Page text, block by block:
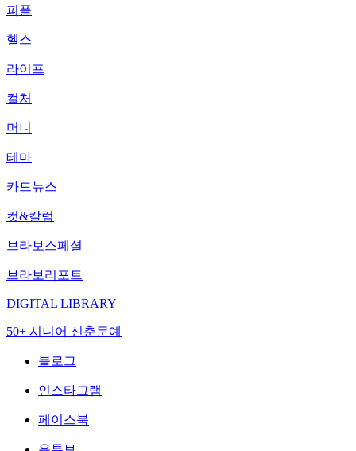
피플
헬스
라이프
컬처
머니
테마
카드뉴스
컷&칼럼
브라보스페셜
브라보리포트
DIGITAL LIBRARY
50+ 시니어 신춘문예
블로그
인스타그램
페이스북